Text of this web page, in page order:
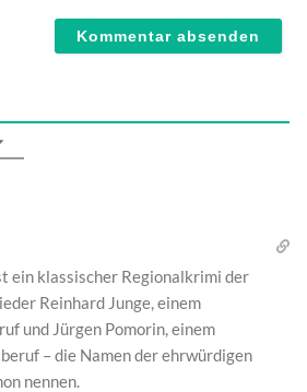
ein klassischer Regionalkrimi der
Reinhard Junge, einem
und Jürgen Pomorin, einem
– die Namen der ehrwürdigen
nennen.